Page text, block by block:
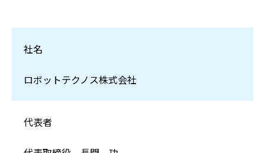
社名
ロボットテクノス株式会社
代表者